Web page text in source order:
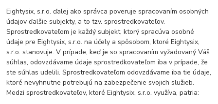
Eightysix, s.r.o. ďalej ako správca poveruje spracovaním osobných
údajov ďalšie subjekty, a to tzv. sprostredkovateľov.
Sprostredkovateľom je každý subjekt, ktorý spracúva osobné
údaje pre Eightysix, s.r.o. na účely a spôsobom, ktoré Eightysix,
s.r.o. stanovuje. V prípade, keď je so spracovaním vyžadovaný Váš
súhlas, odovzdávame údaje sprostredkovateľom iba v prípade, že
ste súhlas udelili. Sprostredkovateľom odovzdávame iba tie údaje,
ktoré nevyhnutne potrebujú na zabezpečenie svojich služieb.
Medzi sprostredkovateľov, ktoré Eightysix, s.r.o. využíva, patria: